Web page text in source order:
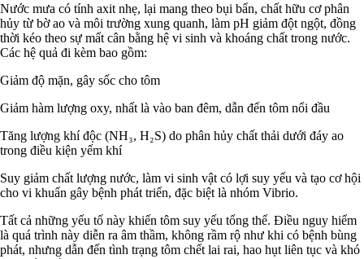
Nước mưa có tính axit nhẹ, lại mang theo bụi bẩn, chất hữu cơ phân
hủy từ bờ ao và môi trường xung quanh, làm pH giảm đột ngột, đồng
thời kéo theo sự mất cân bằng hệ vi sinh và khoáng chất trong nước.
Các hệ quả đi kèm bao gồm:
Giảm độ mặn, gây sốc cho tôm
Giảm hàm lượng oxy, nhất là vào ban đêm, dẫn đến tôm nổi đầu
Tăng lượng khí độc (NH₃, H₂S) do phân hủy chất thải dưới đáy ao
trong điều kiện yếm khí
Suy giảm chất lượng nước, làm vi sinh vật có lợi suy yếu và tạo cơ hội
cho vi khuẩn gây bệnh phát triển, đặc biệt là nhóm Vibrio.
Tất cả những yếu tố này khiến tôm suy yếu tổng thể. Điều nguy hiểm
là quá trình này diễn ra âm thầm, không rầm rộ như khi có bệnh bùng
phát, nhưng dẫn đến tình trạng tôm chết lai rai, hao hụt liên tục và khó